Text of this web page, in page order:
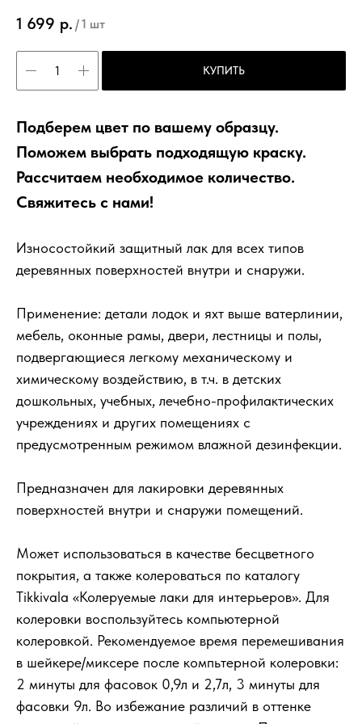
1 699 р. /1 шт
КУПИТЬ
Подберем цвет по вашему образцу.
Поможем выбрать подходящую краску.
Рассчитаем необходимое количество.
Свяжитесь с нами!
Износостойкий защитный лак для всех типов
деревянных поверхностей внутри и снаружи.
Применение: детали лодок и яхт выше ватерлинии,
мебель, оконные рамы, двери, лестницы и полы,
подвергающиеся легкому механическому и
химическому воздействию, в т.ч. в детских
дошкольных, учебных, лечебно-профилактических
учреждениях и других помещениях с
предусмотренным режимом влажной дезинфекции.
Предназначен для лакировки деревянных
поверхностей внутри и снаружи помещений.
Может использоваться в качестве бесцветного
покрытия, а также колероваться по каталогу
Tikkivala «Колеруемые лаки для интерьеров». Для
колеровки воспользуйтесь компьютерной
колеровкой. Рекомендуемое время перемешивания
в шейкере/миксере после компьтерной колеровки:
2 минуты для фасовок 0,9л и 2,7л, 3 минуты для
фасовки 9л. Во избежание различий в оттенке